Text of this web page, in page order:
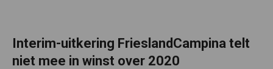
Interim-uitkering FrieslandCampina telt
niet mee in winst over 2020